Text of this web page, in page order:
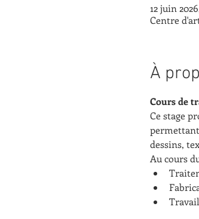
12 juin
Centre
À
Cours de
Ce stage
dessins,
Au cours